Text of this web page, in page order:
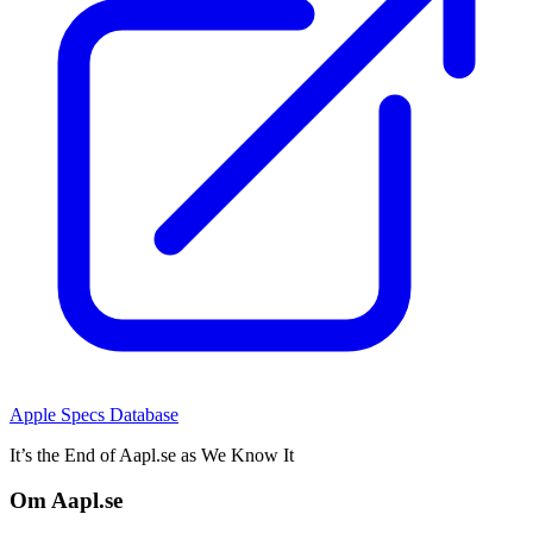
Apple Specs Database
It’s the End of Aapl.se as We Know It
Om Aapl.se